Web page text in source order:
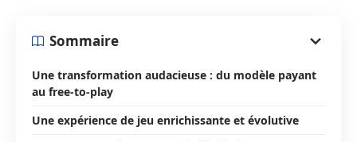
Sommaire
Une transformation audacieuse : du modèle payant
au free-to-play
Une expérience de jeu enrichissante et évolutive